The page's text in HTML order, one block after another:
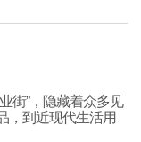
街”，隐藏着众多见
，到近现代生活用